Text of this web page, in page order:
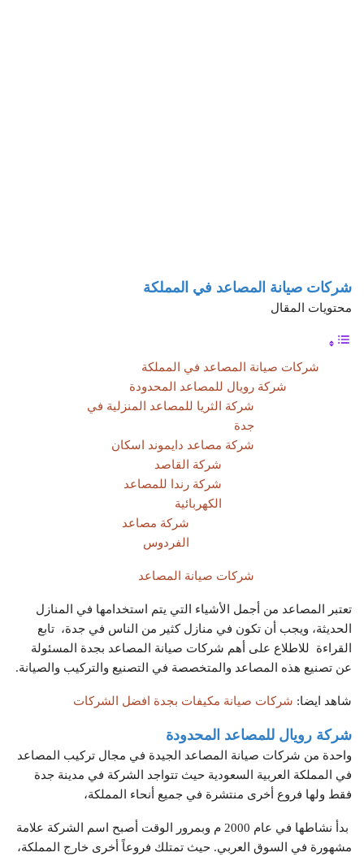
شركات صيانة المصاعد في المملكة
محتويات المقال
شركات صيانة المصاعد في المملكة
شركة رويال للمصاعد المحدودة
شركة الثريا للمصاعد المنزلية في
جدة
شركة مصاعد دايموند اسكان
شركة القاصد
شركة رندا للمصاعد
الكهربائية
شركة مصاعد
الفردوس
شركات صيانة المصاعد
تعتبر المصاعد من أجمل الأشياء التي يتم استخدامها في المنازل
الحديثة، ويجب أن تكون في منازل كثير من الناس في جدة، تابع
القراءة للاطلاع على أهم شركات صيانة المصاعد بجدة المسئولة
عن تصنيع هذه المصاعد والمتخصصة في التصنيع والتركيب والصيانة.
شاهد ايضا: شركات صيانة مكيفات بجدة افضل الشركات
شركة رويال للمصاعد المحدودة
واحدة من شركات صيانة المصاعد الجيدة في مجال تركيب المصاعد
في المملكة العربية السعودية حيث تتواجد الشركة في مدينة جدة
فقط ولها فروع أخرى منتشرة في جميع أنحاء المملكة،
بدأ نشاطها في عام 2000 م وبمرور الوقت أصبح اسم الشركة علامة
مشهورة في السوق العربي. حيث تمتلك فروعاً أخرى خارج المملكة،